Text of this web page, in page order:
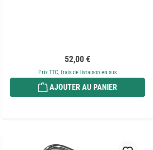
Prix régulier :
52,00 €
Prix TTC, frais de livraison en sus
AJOUTER AU PANIER